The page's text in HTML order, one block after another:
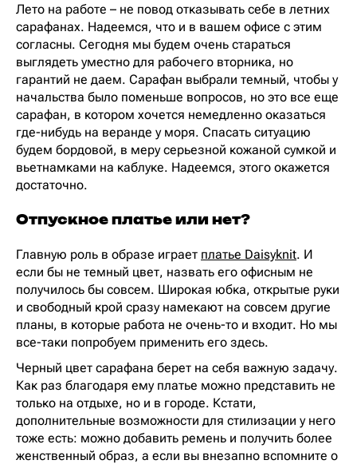
Лето на работе – не повод отказывать себе в летних
сарафанах. Надеемся, что и в вашем офисе с этим
согласны. Сегодня мы будем очень стараться
выглядеть уместно для рабочего вторника, но
гарантий не даем. Сарафан выбрали темный, чтобы у
начальства было поменьше вопросов, но это все еще
сарафан, в котором хочется немедленно оказаться
где-нибудь на веранде у моря. Спасать ситуацию
будем бордовой, в меру серьезной кожаной сумкой и
вьетнамками на каблуке. Надеемся, этого окажется
достаточно.
Отпускное платье или нет?
Главную роль в образе играет платье Daisyknit. И
если бы не темный цвет, назвать его офисным не
получилось бы совсем. Широкая юбка, открытые руки
и свободный крой сразу намекают на совсем другие
планы, в которые работа не очень-то и входит. Но мы
все-таки попробуем применить его здесь.
Черный цвет сарафана берет на себя важную задачу.
Как раз благодаря ему платье можно представить не
только на отдыхе, но и в городе. Кстати,
дополнительные возможности для стилизации у него
тоже есть: можно добавить ремень и получить более
женственный образ, а если вы внезапно вспомните о